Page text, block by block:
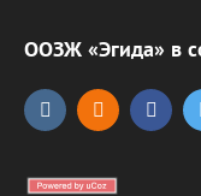
ООЗЖ «Эгида» в